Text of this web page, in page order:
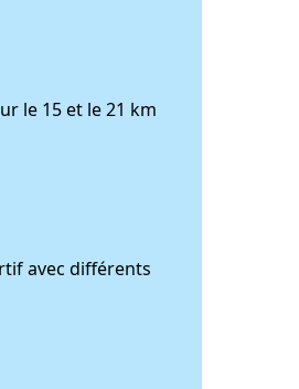
le 15 et le 21 km
avec différents